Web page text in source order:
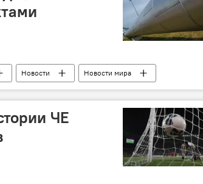
Новости
Новости мира
TANAP
ЧЕ